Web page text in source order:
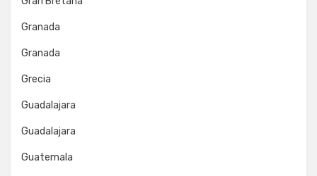
Granada
Granada
Grecia
Guadalajara
Guadalajara
Guatemala